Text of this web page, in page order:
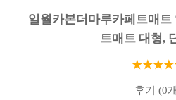
일월카본더마루카페트매트
트매트 대형,
후기 (0